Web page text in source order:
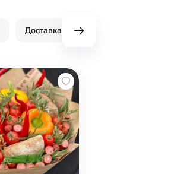
Доставка до 90 минут